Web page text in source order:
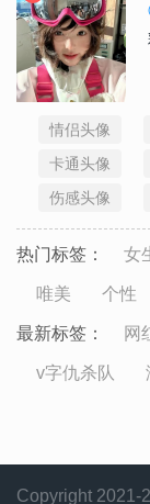
情侣头像
卡通头像
伤感头像
热门标签： 女
唯美 个性
最新标签： 网
v字仇杀队
Copyright 2021-